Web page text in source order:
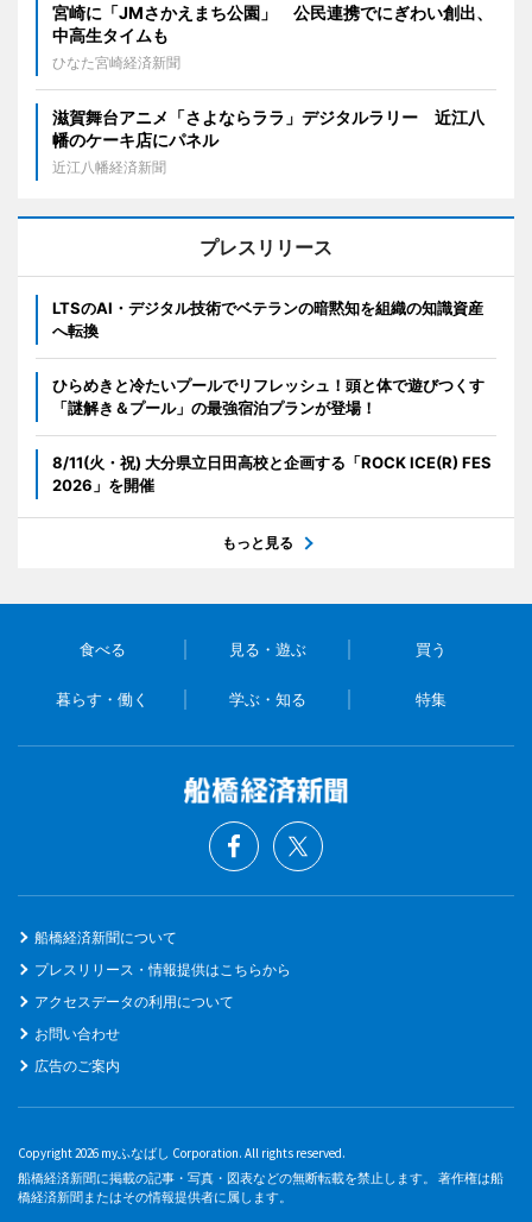
宮崎に「JMさかえまち公園」 公民連携でにぎわい創出、
中高生タイムも
ひなた宮崎経済新聞
滋賀舞台アニメ「さよならララ」デジタルラリー 近江八
幡のケーキ店にパネル
近江八幡経済新聞
プレスリリース
LTSのAI・デジタル技術でベテランの暗黙知を組織の知識資産
へ転換
ひらめきと冷たいプールでリフレッシュ！頭と体で遊びつくす
「謎解き＆プール」の最強宿泊プランが登場！
8/11(火・祝) 大分県立日田高校と企画する「ROCK ICE(R) FES
2026」を開催
もっと見る
食べる 見る・遊ぶ 買う
暮らす・働く 学ぶ・知る 特集
船橋経済新聞について
プレスリリース・情報提供はこちらから
アクセスデータの利用について
お問い合わせ
広告のご案内
Copyright 2026 myふなばし Corporation. All rights reserved.
船橋経済新聞に掲載の記事・写真・図表などの無断転載を禁止します。 著作権は船
橋経済新聞またはその情報提供者に属します。